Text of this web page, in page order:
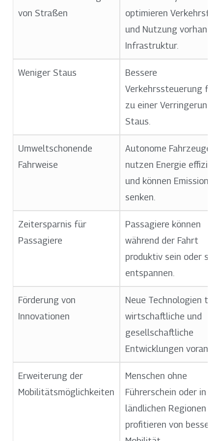
von Straßen
optimieren
und Nutzung
Infrastruktur.
Weniger Staus
Bessere
Verkehrssteuerung
zu einer Verringerung
Staus.
Umweltschonende
Fahrweise
Autonome Fahrzeuge
nutzen Energie
und können Emissionen
senken.
Zeitersparnis für
Passagiere
Passagiere können
während der Fahrt
produktiv sein oder sich
entspannen.
Förderung von
Innovationen
Neue Technologien
wirtschaftliche und
gesellschaftliche
Entwicklungen voran.
Erweiterung der
Mobilitätsmöglichkeiten
Menschen ohne
Führerschein oder in
ländlichen Regionen
profitieren von besserer